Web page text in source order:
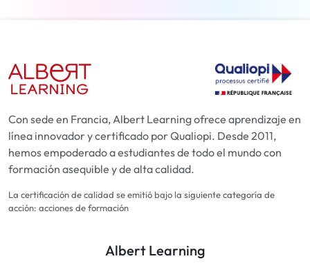
Con sede en Francia, Albert Learning ofrece aprendizaje en
línea innovador y certificado por Qualiopi. Desde 2011,
hemos empoderado a estudiantes de todo el mundo con
formación asequible y de alta calidad.
La certificación de calidad se emitió bajo la siguiente categoría de
acción: acciones de formación
Albert Learning